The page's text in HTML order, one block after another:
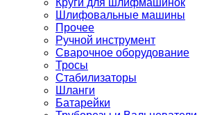
Круги для шлифмашинок
Шлифовальные машины
Прочее
Ручной инструмент
Сварочное оборудование
Тросы
Стабилизаторы
Шланги
Батарейки